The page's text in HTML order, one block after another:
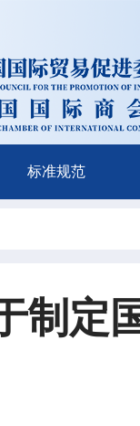
标准规范
制定